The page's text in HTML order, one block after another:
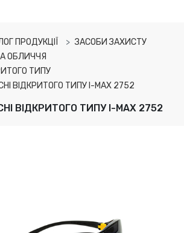
ПРОДУКЦІЇ
ЗАСОБИ ЗАХИСТУ
ОБЛИЧЧЯ
ТИПУ
ВІДКРИТОГО ТИПУ I-MAX 2752
ВІДКРИТОГО ТИПУ I-MAX 2752